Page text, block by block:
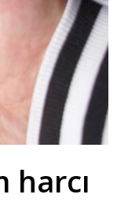
harcı